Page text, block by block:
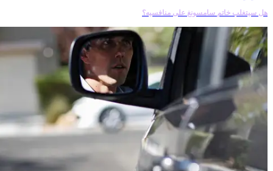
هل سيتغلب خاتم سامسونغ على منافسيه؟